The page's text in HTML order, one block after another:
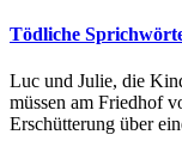
Tödliche
Luc und Julie, die
müssen am Friedhof
Erschütterung über